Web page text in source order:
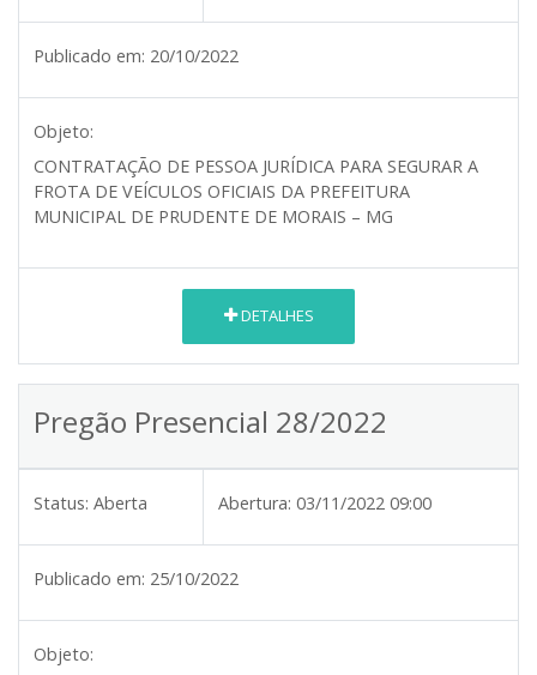
Publicado em: 20/10/2022
Objeto:
CONTRATAÇÃO DE PESSOA JURÍDICA PARA SEGURAR A
FROTA DE VEÍCULOS OFICIAIS DA PREFEITURA
MUNICIPAL DE PRUDENTE DE MORAIS – MG
DETALHES
Pregão Presencial 28/2022
Status: Aberta Abertura: 03/11/2022 09:00
Publicado em: 25/10/2022
Objeto: